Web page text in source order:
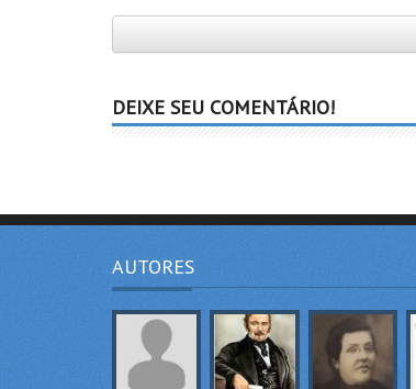
DEIXE SEU COMENTÁRIO!
AUTORES